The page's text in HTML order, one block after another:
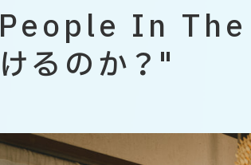
People In The
けるのか？"